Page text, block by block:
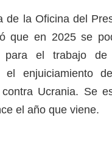
de la Oficina del
que en 2025 se
para el trabajo de
el enjuiciamiento
Ucrania. Se
el año que viene.